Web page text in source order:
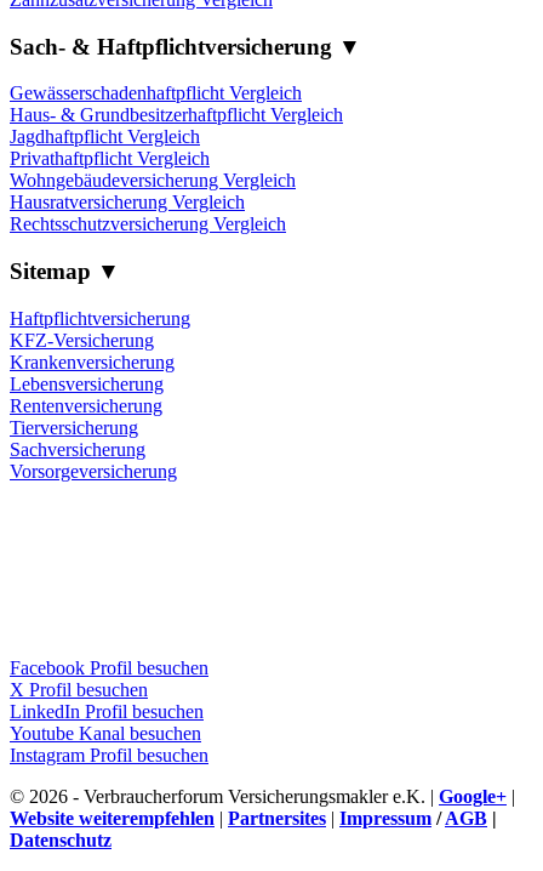
Sach- & Haftpflichtversicherung ▼
Gewässerschadenhaftpflicht Vergleich
Haus- & Grundbesitzerhaftpflicht Vergleich
Jagdhaftpflicht Vergleich
Privathaftpflicht Vergleich
Wohngebäudeversicherung Vergleich
Hausratversicherung Vergleich
Rechtsschutzversicherung Vergleich
Sitemap ▼
Haftpflichtversicherung
KFZ-Versicherung
Krankenversicherung
Lebensversicherung
Rentenversicherung
Tierversicherung
Sachversicherung
Vorsorgeversicherung
Facebook Profil besuchen
X Profil besuchen
LinkedIn Profil besuchen
Youtube Kanal besuchen
Instagram Profil besuchen
© 2026 - Verbraucherforum Versicherungsmakler e.K. | Google+ |
Website weiterempfehlen | Partnersites | Impressum /AGB |
Datenschutz